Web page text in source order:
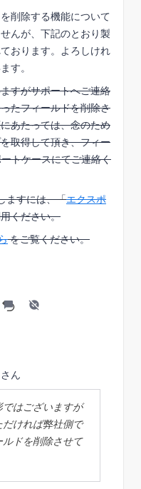
削除する機能について
んが、下記のとおり製
おります。よろしけれ
す。
すがサポートへご連絡
たフィールドを削除さ
あたっては、念のため
取得して頂き、フィー
トケースにてご連絡く
ますには、「エクスポ
ください。
をご覧ください。
ん
はございますが
ければ弊社側で
ドを削除させて